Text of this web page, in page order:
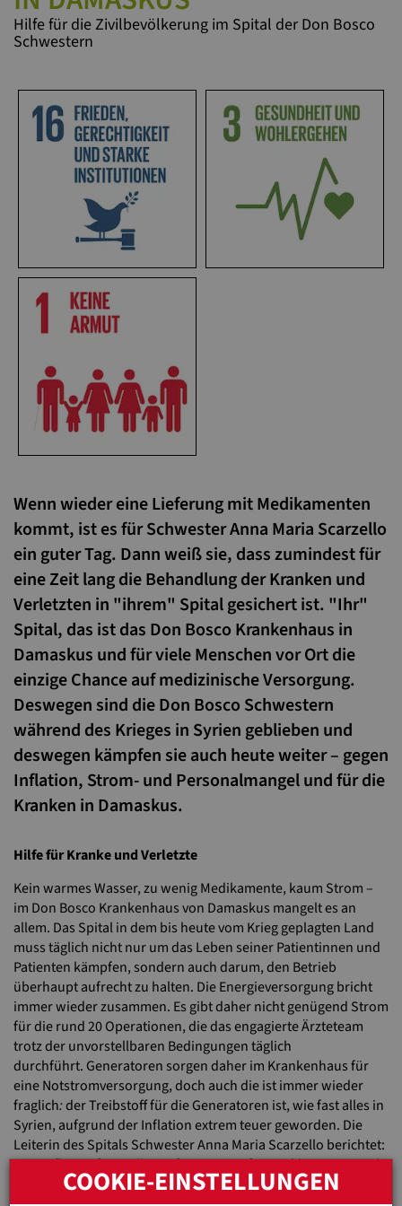
Hilfe für die Zivilbevölkerung im Spital der Don Bosco
Schwestern
Wenn wieder eine Lieferung mit Medikamenten
kommt, ist es für Schwester Anna Maria Scarzello
ein guter Tag. Dann weiß sie, dass zumindest für
eine Zeit lang die Behandlung der Kranken und
Verletzten in "ihrem" Spital gesichert ist. "Ihr"
Spital, das ist das Don Bosco Krankenhaus in
Damaskus und für viele Menschen vor Ort die
einzige Chance auf medizinische Versorgung.
Deswegen sind die Don Bosco Schwestern
während des Krieges in Syrien geblieben und
deswegen kämpfen sie auch heute weiter – gegen
Inflation, Strom- und Personalmangel und für die
Kranken in Damaskus.
Hilfe für Kranke und Verletzte
Kein warmes Wasser, zu wenig Medikamente, kaum Strom –
im Don Bosco Krankenhaus von Damaskus mangelt es an
allem. Das Spital in dem bis heute vom Krieg geplagten Land
muss täglich nicht nur um das Leben seiner Patientinnen und
Patienten kämpfen, sondern auch darum, den Betrieb
überhaupt aufrecht zu halten. Die Energieversorgung bricht
immer wieder zusammen. Es gibt daher nicht genügend Strom
für die rund 20 Operationen, die das engagierte Ärzteteam
trotz der unvorstellbaren Bedingungen täglich
durchführt. Generatoren sorgen daher im Krankenhaus für
eine Notstromversorgung, doch auch die ist immer wieder
fraglich:der Treibstoff für die Generatoren ist, wie fast alles in
Syrien, aufgrund der Inflation extrem teuer geworden. Die
Leiterin des Spitals Schwester Anna Maria Scarzello berichtet:
„Die Inflation frisst alles auf. Die Preise für Medikamente sind
um das Vierfache gestiegen.“
COOKIE-EINSTELLUNGEN